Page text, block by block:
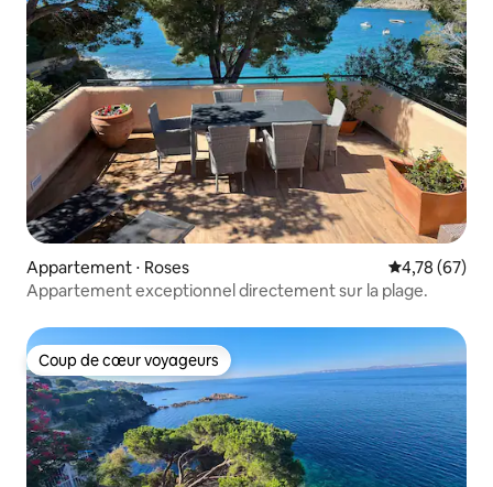
Appartement ⋅ Roses Évaluation
4,78 (67)
Appartement exceptionnel directement sur la plage.
Coup de cœur voyageurs
Coup de cœur voyageurs